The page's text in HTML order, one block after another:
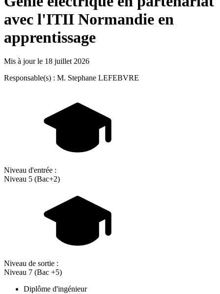
avec l'ITII Normandie en
apprentissage
Mis à jour le 18 juillet 2026
Responsable(s) : M. Stephane LEFEBVRE
Niveau d'entrée :
Niveau 5 (Bac+2)
Niveau de sortie :
Niveau 7 (Bac +5)
Diplôme d'ingénieur